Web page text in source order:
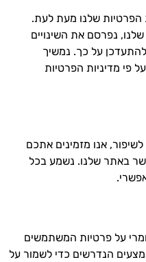
הפרטיות שלנו מעת לעת.
נפרסם את השינויים
על כך. נמשיך
מדיניות הפרטיות
אנו מזמינים אתכם
באתר שלנו. נשמע בכל
על פרטיות המשתמשים
הנדרשים כדי לשמור על